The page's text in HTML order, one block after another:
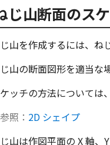
じ山断面のス
山を作成するには、ね
山の断面図形を適当な
ッチの方法については
参照： 2D シェイプ
山は作図平面の X 軸、